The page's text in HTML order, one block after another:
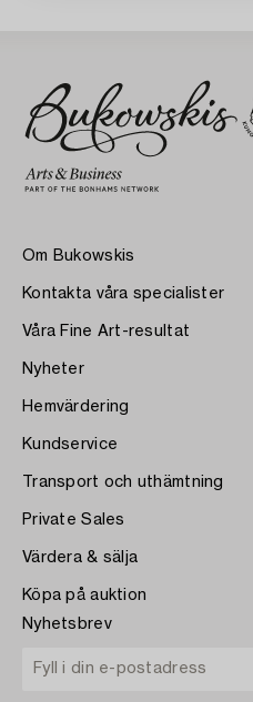
Om Bukowskis
Kontakta våra specialister
Våra Fine Art-resultat
Nyheter
Hemvärdering
Kundservice
Transport och uthämtning
Private Sales
Värdera & sälja
Köpa på auktion
Nyhetsbrev